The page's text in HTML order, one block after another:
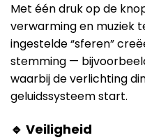
Met één druk op de
verwarming en muziek
ingestelde “sferen”
stemming —
waarbij de verlichting
geluidssysteem start.
🔹 Veiligheid